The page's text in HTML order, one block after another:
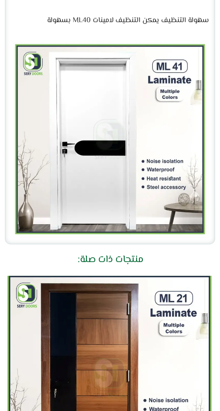
سهولة التنظيف يمكن التنظيف لامينات ML40 بسهولة
منتجات ذات صلة: